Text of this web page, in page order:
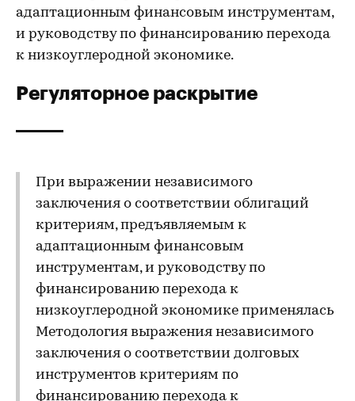
адаптационным финансовым инструментам,
и руководству по финансированию перехода
к низкоуглеродной экономике.
Регуляторное раскрытие
При выражении независимого
заключения о соответствии облигаций
критериям, предъявляемым к
адаптационным финансовым
инструментам, и руководству по
финансированию перехода к
низкоуглеродной экономике применялась
Методология выражения независимого
заключения о соответствии долговых
инструментов критериям по
финансированию перехода к